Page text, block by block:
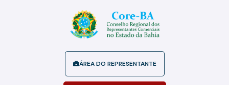
ÁREA DO REPRESENTANTE